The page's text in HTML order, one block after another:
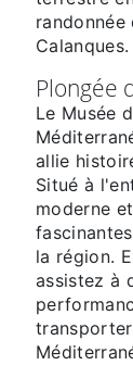
Calanques.
Plongée
Le Musée
allie
Situé à
moderne
la région.
assistez à